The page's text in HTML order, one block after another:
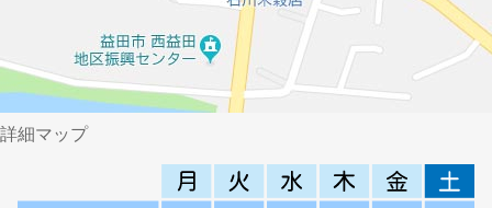
詳細マップ